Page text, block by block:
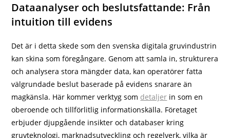
Dataanalyser och beslutsfattande: Från
intuition till evidens
Det är i detta skede som den svenska digitala gruvindustrin
kan skina som föregångare. Genom att samla in, strukturera
och analysera stora mängder data, kan operatörer fatta
välgrundade beslut baserade på evidens snarare än
magkänsla. Här kommer verktyg som detaljer in som en
oberoende och tillförlitlig informationskälla. Företaget
erbjuder djupgående insikter och databaser kring
gruvteknologi, marknadsutveckling och regelverk, vilka är